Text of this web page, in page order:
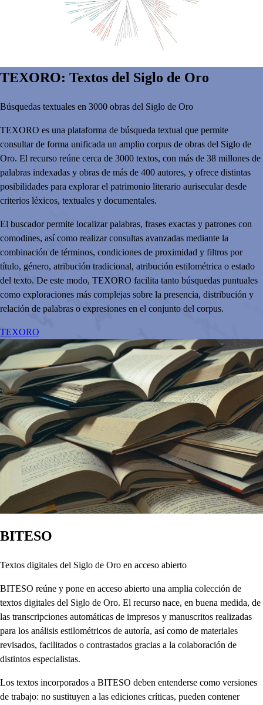
TEXORO: Textos del Siglo de Oro
Búsquedas textuales en 3000 obras del Siglo de Oro
TEXORO es una plataforma de búsqueda textual que permite
consultar de forma unificada un amplio corpus de obras del Siglo de
Oro. El recurso reúne cerca de 3000 textos, con más de 38 millones de
palabras indexadas y obras de más de 400 autores, y ofrece distintas
posibilidades para explorar el patrimonio literario aurisecular desde
criterios léxicos, textuales y documentales.
El buscador permite localizar palabras, frases exactas y patrones con
comodines, así como realizar consultas avanzadas mediante la
combinación de términos, condiciones de proximidad y filtros por
título, género, atribución tradicional, atribución estilométrica o estado
del texto. De este modo, TEXORO facilita tanto búsquedas puntuales
como exploraciones más complejas sobre la presencia, distribución y
relación de palabras o expresiones en el conjunto del corpus.
TEXORO
BITESO
Textos digitales del Siglo de Oro en acceso abierto
BITESO reúne y pone en acceso abierto una amplia colección de
textos digitales del Siglo de Oro. El recurso nace, en buena medida, de
las transcripciones automáticas de impresos y manuscritos realizadas
para los análisis estilométricos de autoría, así como de materiales
revisados, facilitados o contrastados gracias a la colaboración de
distintos especialistas.
Los textos incorporados a BITESO deben entenderse como versiones
de trabajo: no sustituyen a las ediciones críticas, pueden contener